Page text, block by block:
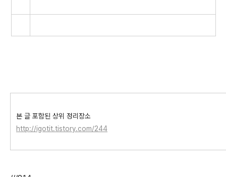
본 글 포함된 상위 정리장소
http://igotit.tistory.com/244